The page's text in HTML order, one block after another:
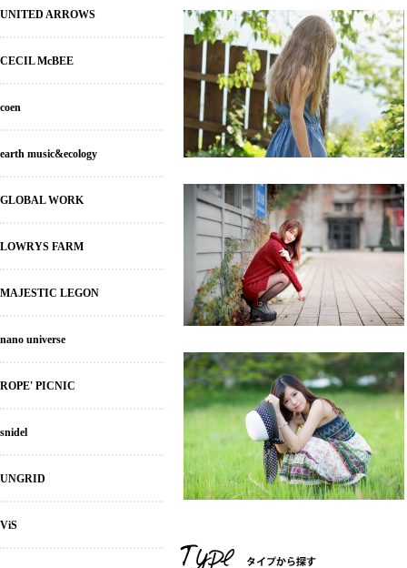
UNITED ARROWS
CECIL McBEE
coen
earth music&ecology
GLOBAL WORK
LOWRYS FARM
MAJESTIC LEGON
nano universe
ROPE' PICNIC
snidel
UNGRID
ViS